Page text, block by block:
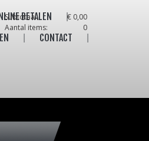
BETALEN
CONTACT
Subtotaal:
€ 0,00
Aantal items:
0